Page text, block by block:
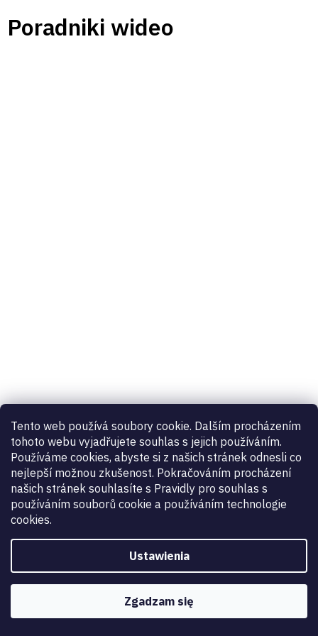
Tento web používá soubory cookie. Dalším procházením
tohoto webu vyjadřujete souhlas s jejich používáním.
Používáme cookies, abyste si z našich stránek odnesli co
nejlepší možnou zkušenost. Pokračováním procházení
našich stránek souhlasíte s Pravidly pro souhlas s
používáním souborů cookie a používáním technologie
cookies.
Ustawienia
Zgadzam się
do
treści
Poradniki wideo